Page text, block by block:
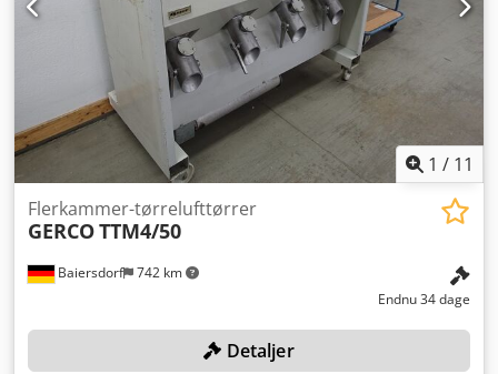
1 / 11
Baiersdorf 742 km
Flerkammer-tørrelufttørrer
GERCOTTM4/50
Endnu 34 dage
Detaljer